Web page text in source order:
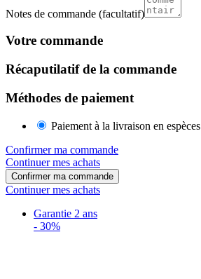
Notes de commande (facultatif)
Votre commande
Récaputilatif de la commande
Méthodes de paiement
Paiement à la livraison en espèces
Confirmer ma commande
Continuer mes achats
Confirmer ma commande
Continuer mes achats
Garantie 2 ans
- 30%